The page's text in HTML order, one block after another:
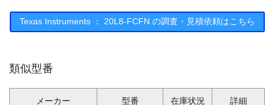
Texas Instruments ： 20L8-FCFN の調査・見積依頼はこちら
類似型番
メーカー 型番 在庫状況 詳細